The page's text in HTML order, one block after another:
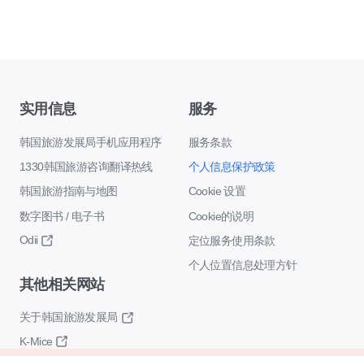
实用信息
韩国旅游发展局手机应用程序
1330韩国旅游咨询翻译热线
韩国旅游指南与地图
数字图书 / 电子书
Odii
服务
服务条款
个人信息保护政策
Cookie 设置
Cookie的说明
定位服务使用条款
个人位置信息处理方针
其他相关网站
关于韩国旅游发展局
K-Mice